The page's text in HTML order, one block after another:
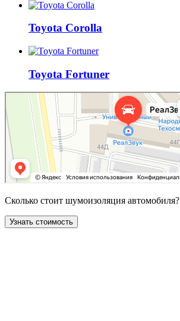
Toyota Corolla
Toyota Fortuner
Сколько стоит шумоизоляция автомобиля?
Узнать стоимость